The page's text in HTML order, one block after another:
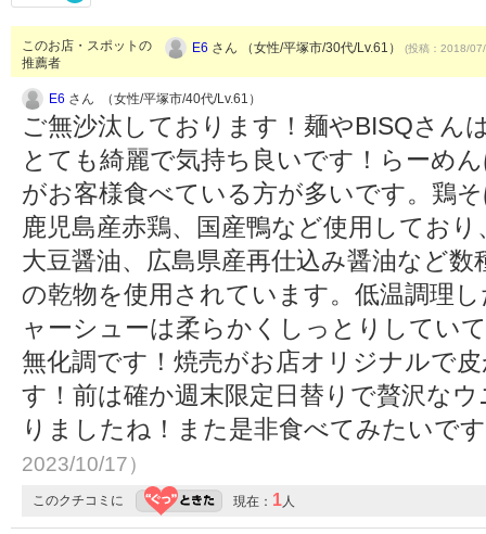
このお店・スポットの
推薦者
E6 さん （女性/平塚市/30代/Lv.61） (投稿：2018/
E6 さん （女性/平塚市/40代/Lv.61）
ご無沙汰しております！麺やBISQさん
とても綺麗で気持ち良いです！らーめ
がお客様食べている方が多いです。鶏
鹿児島産赤鶏、国産鴨など使用してお
大豆醤油、広島県産再仕込み醤油など
の乾物を使用されています。低温調理
ャーシューは柔らかくしっとりしてい
無化調です！焼売がお店オリジナルで
す！前は確か週末限定日替りで贅沢な
りましたね！また是非食べてみたいで
2023/10/17）
このクチコミに 現在： 1人